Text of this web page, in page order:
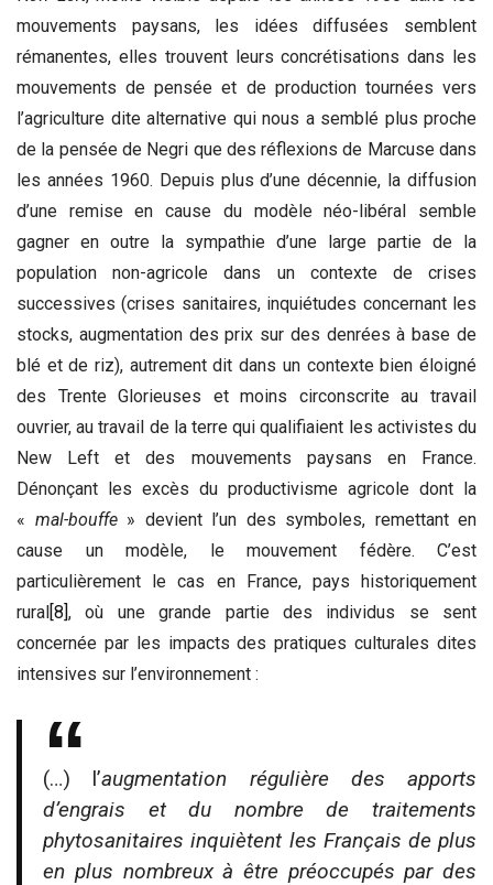
mouvements paysans, les idées diffusées semblent
rémanentes, elles trouvent leurs concrétisations dans les
mouvements de pensée et de production tournées vers
l’agriculture dite alternative qui nous a semblé plus proche
de la pensée de Negri que des réflexions de Marcuse dans
les années 1960. Depuis plus d’une décennie, la diffusion
d’une remise en cause du modèle néo-libéral semble
gagner en outre la sympathie d’une large partie de la
population non-agricole dans un contexte de crises
successives (crises sanitaires, inquiétudes concernant les
stocks, augmentation des prix sur des denrées à base de
blé et de riz), autrement dit dans un contexte bien éloigné
des Trente Glorieuses et moins circonscrite au travail
ouvrier, au travail de la terre qui qualifiaient les activistes du
New Left et des mouvements paysans en France.
Dénonçant les excès du productivisme agricole dont la
« mal-bouffe» devient l’un des symboles, remettant en
cause un modèle, le mouvement fédère. C’est
particulièrement le cas en France, pays historiquement
rural[8], où une grande partie des individus se sent
concernée par les impacts des pratiques culturales dites
intensives sur l’environnement :
(…) l’augmentation régulière des apports
d’engrais et du nombre de traitements
phytosanitaires inquiètent les Français de plus
en plus nombreux à être préoccupés par des